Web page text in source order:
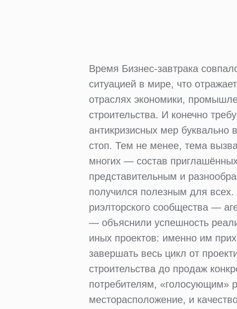
Время Бизнес-завтрака
ситуацией в мире, что
отраслях экономики,
строительства. И конечно
антикризисных мер буквально
стоп. Тем не менее, тема
многих — состав
представительным и
получился полезным для всех.
риэлторского сообщества —
— объяснили успешность
иных проектов: именно им
завершать весь цикл от
строительства до продаж
потребителям, «голосующим»
месторасположение, и